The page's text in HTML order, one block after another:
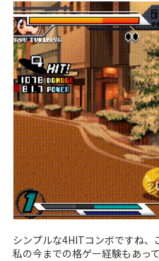
シンプルな4HITコンボですね、
私の今までの格ゲー経験もあっ